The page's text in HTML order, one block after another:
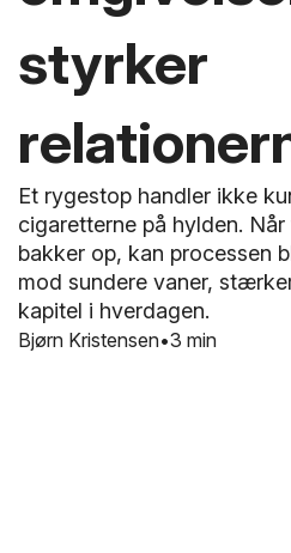
styrker
3 min
Et rygestop handler ikke
cigaretterne på hylden.
bakker op, kan processen
mod sundere vaner,
kapitel i hverdagen.
Bjørn Kristensen